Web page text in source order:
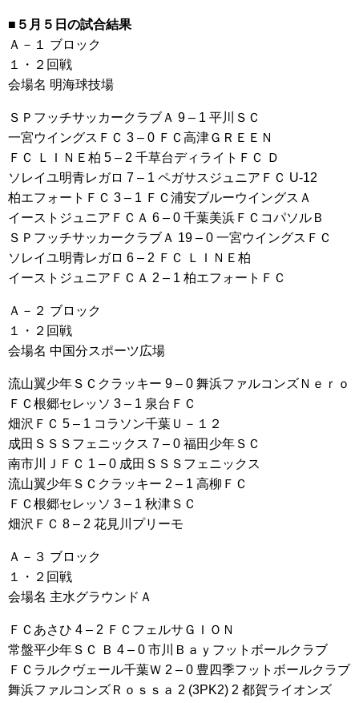
■５月５日の試合結果
Ａ－１ ブロック
１・２回戦
会場名 明海球技場
ＳＰフッチサッカークラブＡ 9 – 1 平川ＳＣ
一宮ウイングスＦＣ 3 – 0 ＦＣ高津ＧＲＥＥＮ
ＦＣ ＬＩＮＥ柏 5 – 2 千草台ディライトＦＣ Ｄ
ソレイユ明青レガロ 7 – 1 ペガサスジュニアＦＣ U-12
柏エフォートＦＣ 3 – 1 ＦＣ浦安ブルーウイングスＡ
イーストジュニアＦＣＡ 6 – 0 千葉美浜ＦＣコパソルＢ
ＳＰフッチサッカークラブＡ 19 – 0 一宮ウイングスＦＣ
ソレイユ明青レガロ 6 – 2 ＦＣ ＬＩＮＥ柏
イーストジュニアＦＣＡ 2 – 1 柏エフォートＦＣ
Ａ－２ ブロック
１・２回戦
会場名 中国分スポーツ広場
流山翼少年ＳＣクラッキー 9 – 0 舞浜ファルコンズＮｅｒｏ
ＦＣ根郷セレッソ 3 – 1 泉台ＦＣ
畑沢ＦＣ 5 – 1 コラソン千葉Ｕ－１２
成田ＳＳＳフェニックス 7 – 0 福田少年ＳＣ
南市川ＪＦＣ 1 – 0 成田ＳＳＳフェニックス
流山翼少年ＳＣクラッキー 2 – 1 高柳ＦＣ
ＦＣ根郷セレッソ 3 – 1 秋津ＳＣ
畑沢ＦＣ 8 – 2 花見川プリーモ
Ａ－３ ブロック
１・２回戦
会場名 主水グラウンドＡ
ＦＣあさひ 4 – 2 ＦＣフェルサＧＩＯＮ
常盤平少年ＳＣ Ｂ 4 – 0 市川Ｂａｙフットボールクラブ
ＦＣラルクヴェール千葉Ｗ 2 – 0 豊四季フットボールクラブ
舞浜ファルコンズＲｏｓｓａ 2 (3PK2) 2 都賀ライオンズ